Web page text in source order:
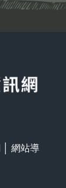
網站導